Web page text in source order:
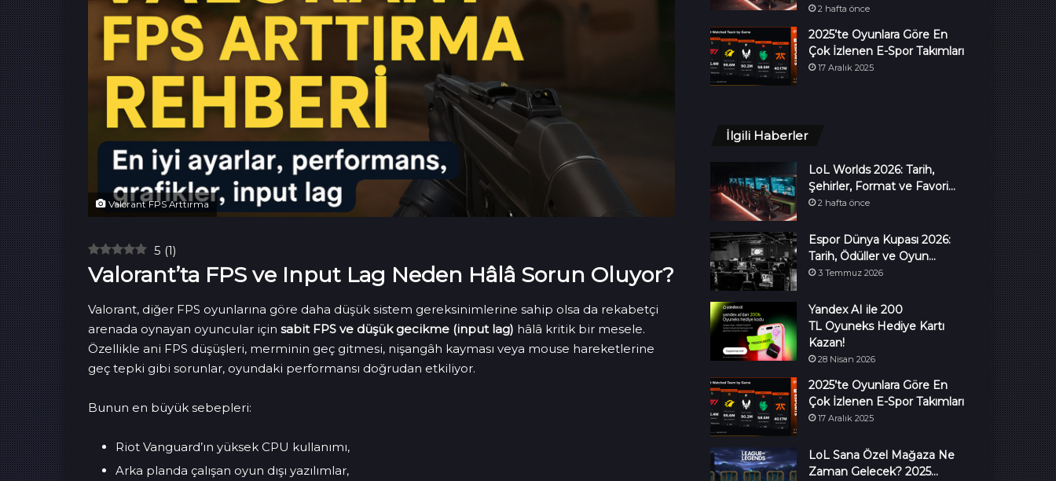
Valorant FPS Arttırma
5 (1)
Valorant’ta FPS ve Input Lag Neden Hâlâ Sorun Oluyor?
Valorant, diğer FPS oyunlarına göre daha düşük sistem gereksinimlerine sahip olsa da rekabetçi
arenada oynayan oyuncular için sabit FPS ve düşük gecikme (input lag) hâlâ kritik bir mesele.
Özellikle ani FPS düşüşleri, merminin geç gitmesi, nişangâh kayması veya mouse hareketlerine
geç tepki gibi sorunlar, oyundaki performansı doğrudan etkiliyor.
Bunun en büyük sebepleri:
Riot Vanguard’ın yüksek CPU kullanımı,
Arka planda çalışan oyun dışı yazılımlar,
2 hafta önce
2025’te Oyunlara Göre En
Çok İzlenen E-Spor Takımları
17 Aralık 2025
İlgili Haberler
LoL Worlds 2026: Tarih,
Şehirler, Format ve Favori…
2 hafta önce
Espor Dünya Kupası 2026:
Tarih, Ödüller ve Oyun…
3 Temmuz 2026
Yandex AI ile 200
TL Oyuneks Hediye Kartı
Kazan!
28 Nisan 2026
2025’te Oyunlara Göre En
Çok İzlenen E-Spor Takımları
17 Aralık 2025
LoL Sana Özel Mağaza Ne
Zaman Gelecek? 2025…